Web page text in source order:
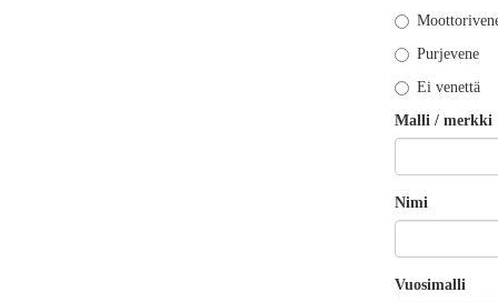
Purjevene
Ei venettä
Malli / merkki
Nimi
Vuosimalli